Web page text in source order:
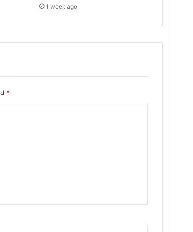
1 week ago
*